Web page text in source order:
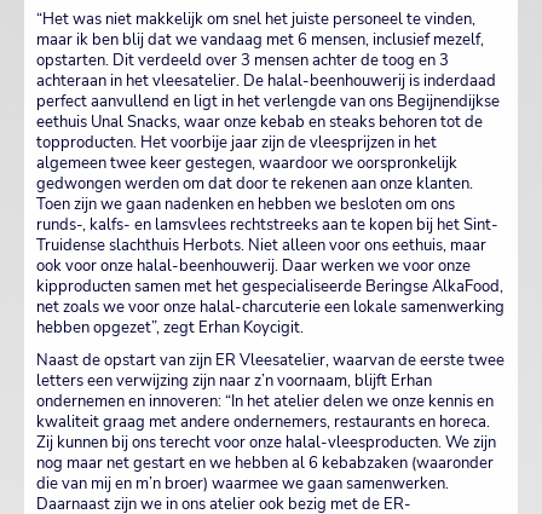
“Het was niet makkelijk om snel het juiste personeel te vinden,
maar ik ben blij dat we vandaag met 6 mensen, inclusief mezelf,
opstarten. Dit verdeeld over 3 mensen achter de toog en 3
achteraan in het vleesatelier. De halal-beenhouwerij is inderdaad
perfect aanvullend en ligt in het verlengde van ons Begijnendijkse
eethuis Unal Snacks, waar onze kebab en steaks behoren tot de
topproducten. Het voorbije jaar zijn de vleesprijzen in het
algemeen twee keer gestegen, waardoor we oorspronkelijk
gedwongen werden om dat door te rekenen aan onze klanten.
Toen zijn we gaan nadenken en hebben we besloten om ons
runds-, kalfs- en lamsvlees rechtstreeks aan te kopen bij het Sint-
Truidense slachthuis Herbots. Niet alleen voor ons eethuis, maar
ook voor onze halal-beenhouwerij. Daar werken we voor onze
kipproducten samen met het gespecialiseerde Beringse AlkaFood,
net zoals we voor onze halal-charcuterie een lokale samenwerking
hebben opgezet”, zegt Erhan Koycigit.
Naast de opstart van zijn ER Vleesatelier, waarvan de eerste twee
letters een verwijzing zijn naar z’n voornaam, blijft Erhan
ondernemen en innoveren: “In het atelier delen we onze kennis en
kwaliteit graag met andere ondernemers, restaurants en horeca.
Zij kunnen bij ons terecht voor onze halal-vleesproducten. We zijn
nog maar net gestart en we hebben al 6 kebabzaken (waaronder
die van mij en m’n broer) waarmee we gaan samenwerken.
Daarnaast zijn we in ons atelier ook bezig met de ER-